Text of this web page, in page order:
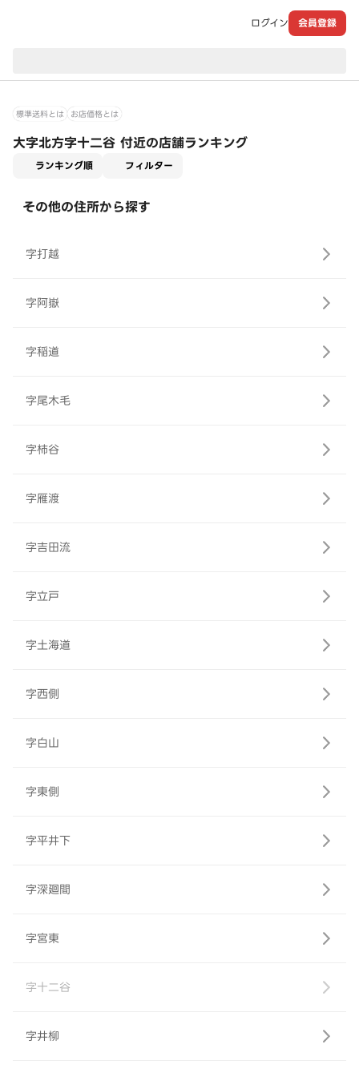
ログイン 会員登録
標準送料とは お店価格とは
大字北方字十二谷 付近の店舗ランキング
ランキング順 フィルター
その他の住所から探す
字打越
字阿嶽
字稲道
字尾木毛
字柿谷
字雁渡
字吉田流
字立戸
字土海道
字西側
字白山
字東側
字平井下
字深廻間
字宮東
字十二谷
字井柳